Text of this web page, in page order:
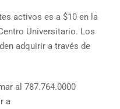
activos es a $10 en la
Universitario. Los
adquirir a través de
al 787.764.0000
a